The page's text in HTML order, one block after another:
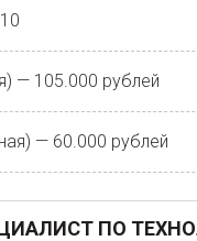
— 105.000 рублей
— 60.000 рублей
ПО